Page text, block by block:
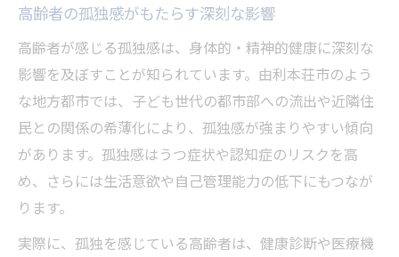
高齢者の孤独感がもたらす深刻な影響
高齢者が感じる孤独感は、身体的・精神的健康に深刻な
影響を及ぼすことが知られています。由利本荘市のよう
な地方都市では、子ども世代の都市部への流出や近隣住
民との関係の希薄化により、孤独感が強まりやすい傾向
があります。孤独感はうつ症状や認知症のリスクを高
め、さらには生活意欲や自己管理能力の低下にもつなが
ります。
実際に、孤独を感じている高齢者は、健康診断や医療機